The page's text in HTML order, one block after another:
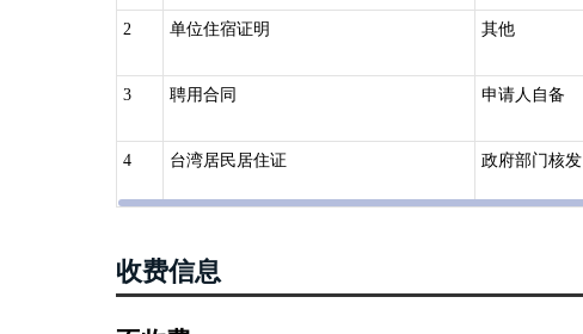
2 单位住宿证明 其他
3 聘用合同 申请人自备
4 台湾居民居住证 政府部门核发
收费信息